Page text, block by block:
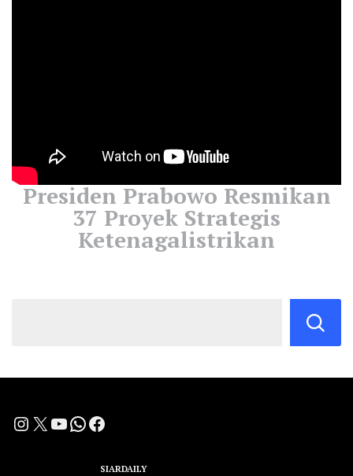
Presiden Prabowo Resmikan
37 Proyek Strategis
Ketenagalistrikan
Instagram
X YouTube
WhatsApp
Facebook
SIARDAILY